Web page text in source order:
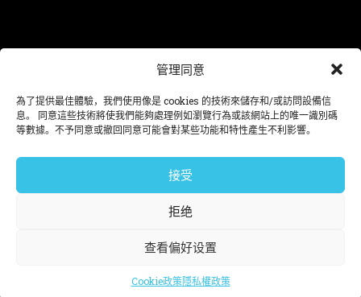
管理同意
為了提供最佳體驗，我們使用像是 cookies 的技術來儲存和/或訪問設備信
息。 同意這些技術將使我們能夠處理例如瀏覽行為或該網站上的唯一識別碼
等數據。不予同意或撤回同意可能會對某些功能和特性產生不利影響。
接受
拒绝
查看偏好设置
Cookie政策隱私權政策
español
© 2026 DNA™ futures
法律說明, 隱私權政策,Cookie政策,管理同意.
Ver en español
Ver em português
需要項目幫助嗎? 對我們的工作有疑問? 我們在這裡。